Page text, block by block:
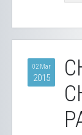
02 Mar
2015